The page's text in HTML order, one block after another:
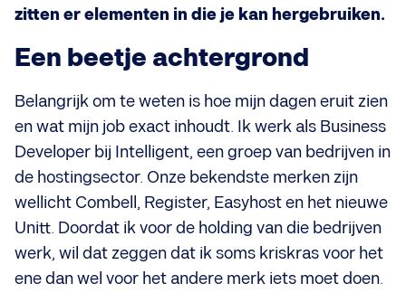
zitten er elementen in die je kan hergebruiken.
Een beetje achtergrond
Belangrijk om te weten is hoe mijn dagen eruit zien
en wat mijn job exact inhoudt. Ik werk als Business
Developer bij Intelligent, een groep van bedrijven in
de hostingsector. Onze bekendste merken zijn
wellicht Combell, Register, Easyhost en het nieuwe
Unitt. Doordat ik voor de holding van die bedrijven
werk, wil dat zeggen dat ik soms kriskras voor het
ene dan wel voor het andere merk iets moet doen.